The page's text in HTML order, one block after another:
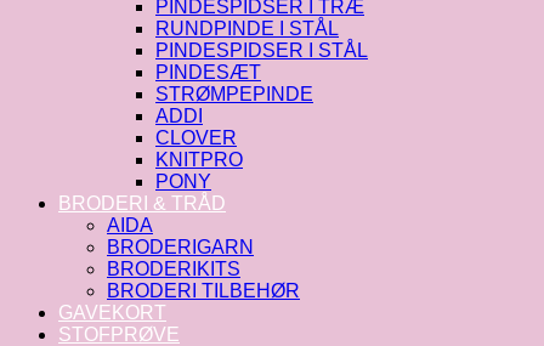
PINDESPIDSER I TRÆ
RUNDPINDE I STÅL
PINDESPIDSER I STÅL
PINDESÆT
STRØMPEPINDE
ADDI
CLOVER
KNITPRO
PONY
BRODERI & TRÅD
AIDA
BRODERIGARN
BRODERIKITS
BRODERI TILBEHØR
GAVEKORT
STOFPRØVE